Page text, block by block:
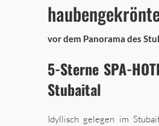
vor dem Panorama des
5-Sterne SPA-
Stubaital
Idyllisch gelegen im